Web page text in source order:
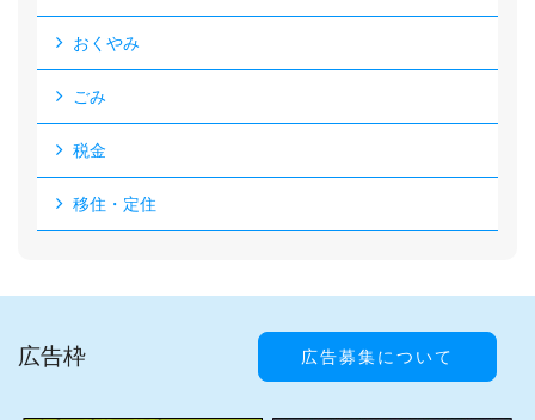
おくやみ
ごみ
税金
移住・定住
広告枠 広告募集について